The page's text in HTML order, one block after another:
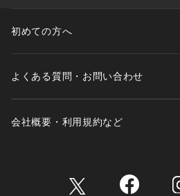
初めての方へ
よくある質問・お問い合わせ
会社概要・利用規約など